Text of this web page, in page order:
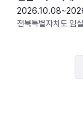
전북특별자치도 임